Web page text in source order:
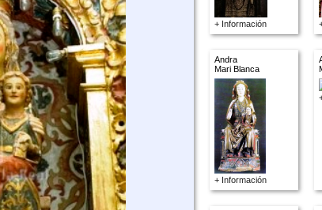
+ Información
Andra
Mari Blanca
+ Información